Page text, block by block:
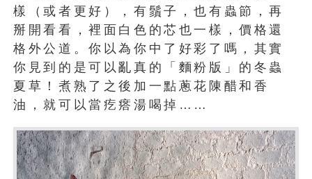
樣（或者更好），有鬚子，也有蟲節，再
掰開看看，裡面白色的芯也一樣，價格還
格外公道。你以為你中了好彩了嗎，其實
你見到的是可以亂真的「麵粉版」的冬蟲
夏草！煮熟了之後加一點蔥花陳醋和香
油，就可以當疙瘩湯喝掉……